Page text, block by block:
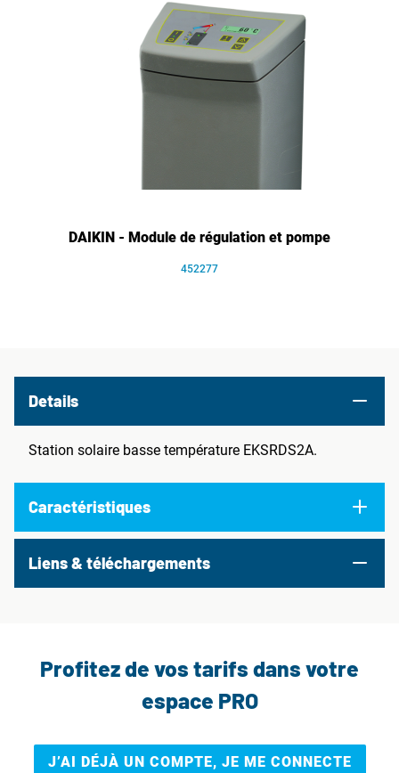
DAIKIN - Module de régulation et pompe
452277
Details
Station solaire basse température EKSRDS2A.
Caractéristiques
Liens & téléchargements
Profitez de vos tarifs dans votre
espace PRO
J’AI DÉJÀ UN COMPTE, JE ME CONNECTE